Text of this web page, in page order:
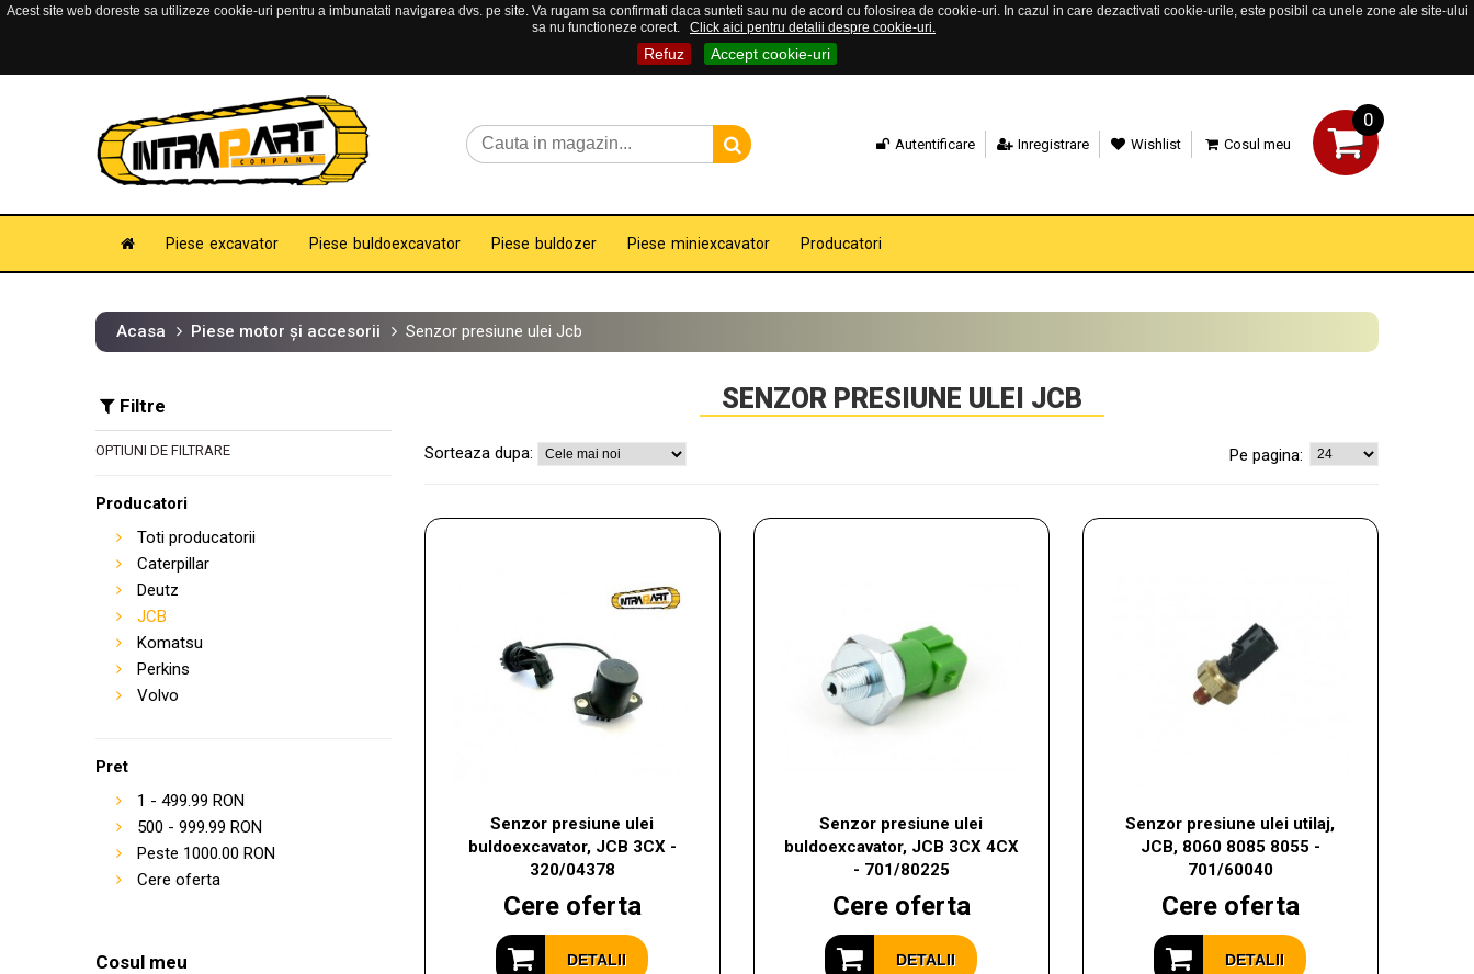
Acest site web doreste sa utilizeze cookie-uri pentru a imbunatati navigarea dvs. pe site. Va rugam sa confirmati daca sunteti sau nu de acord cu folosirea de cookie-uri. In cazul in care dezactivati cookie-urile, este posibil ca unele zone ale site-ului
sa nu functioneze corect.
Click aici pentru detalii despre cookie-uri.
Refuz Accept cookie-uri
0
Autentificare Inregistrare Wishlist Cosul meu
Piese excavator Piese buldoexcavator Piese buldozer Piese miniexcavator Producatori
Acasa Piese motor și accesorii Senzor presiune ulei Jcb
Filtre
OPTIUNI DE FILTRARE
Producatori
Toti producatorii
Caterpillar
Deutz
JCB
Komatsu
Perkins
Volvo
Pret
1 - 499.99 RON
500 - 999.99 RON
Peste 1000.00 RON
Cere oferta
Cosul meu
SENZOR PRESIUNE ULEI JCB
Pe pagina:
Sorteaza dupa:
Senzor presiune ulei
buldoexcavator, JCB 3CX -
320/04378
Cere oferta
DETALII
Senzor presiune ulei
buldoexcavator, JCB 3CX 4CX
- 701/80225
Cere oferta
DETALII
Senzor presiune ulei utilaj,
JCB, 8060 8085 8055 -
701/60040
Cere oferta
DETALII